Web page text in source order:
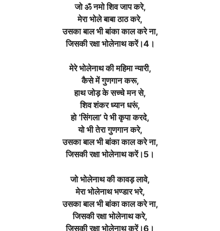
जो ॐ नमो शिव जाप करे,
मेरा भोले बाबा ठाठ करे,
उसका बाल भी बांका काल करे ना,
जिसकी रक्षा भोलेनाथ करें।4।
मेरे भोलेनाथ की महिमा न्यारी,
कैसे में गुणगान करू,
हाथ जोड़ के सच्चे मन से,
शिव शंकर ध्यान धरूं,
हो ‘सिंगला’ पे भी कृपा करदे,
यो भी तेरा गुणगान करे,
उसका बाल भी बांका काल करे ना,
जिसकी रक्षा भोलेनाथ करें।5।
जो भोलेनाथ की कावड़ लावे,
मेरा भोलेनाथ भण्डार भरे,
उसका बाल भी बांका काल करे ना,
जिसकी रक्षा भोलेनाथ करे,
जिसकी रक्षा भोलेनाथ करें।6।